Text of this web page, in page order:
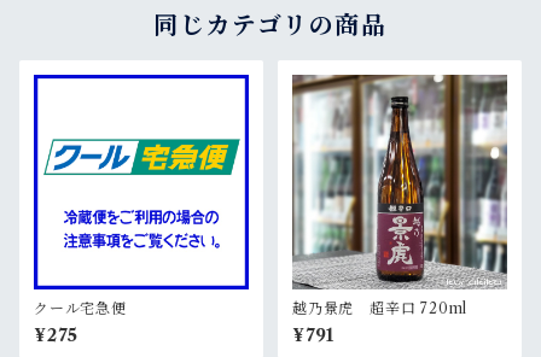
同じカテゴリの商品
クール宅急便
¥275
越乃景虎 超辛口 720ml
¥791